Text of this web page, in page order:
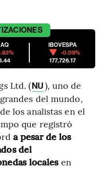
IBOVESPA
-0.09%
177,726.17
Ltd. (NU), uno de
del mundo,
los analistas en el
que registró
a pesar de los
del
locales en